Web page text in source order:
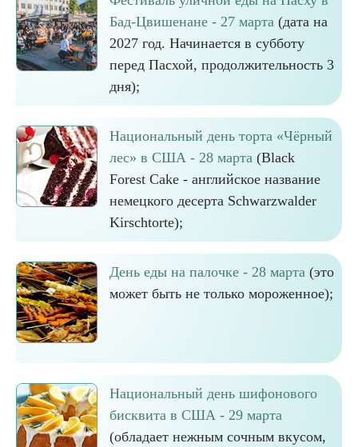
Бад-Цвишенане - 27 марта (дата на
2027 год. Начинается в субботу
перед Пасхой, продолжительность 3
дня);
Национальный день торта «Чёрный
лес» в США - 28 марта (Black
Forest Cake - английское название
немецкого десерта Schwarzwalder
Kirschtorte);
День еды на палочке - 28 марта (это
может быть не только мороженное);
Национальный день шифонового
бисквита в США - 29 марта
(обладает нежным сочным вкусом,